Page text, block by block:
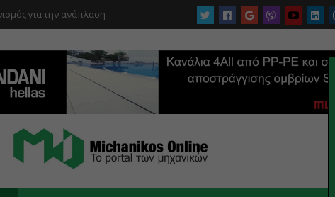
για την ανάπλαση 